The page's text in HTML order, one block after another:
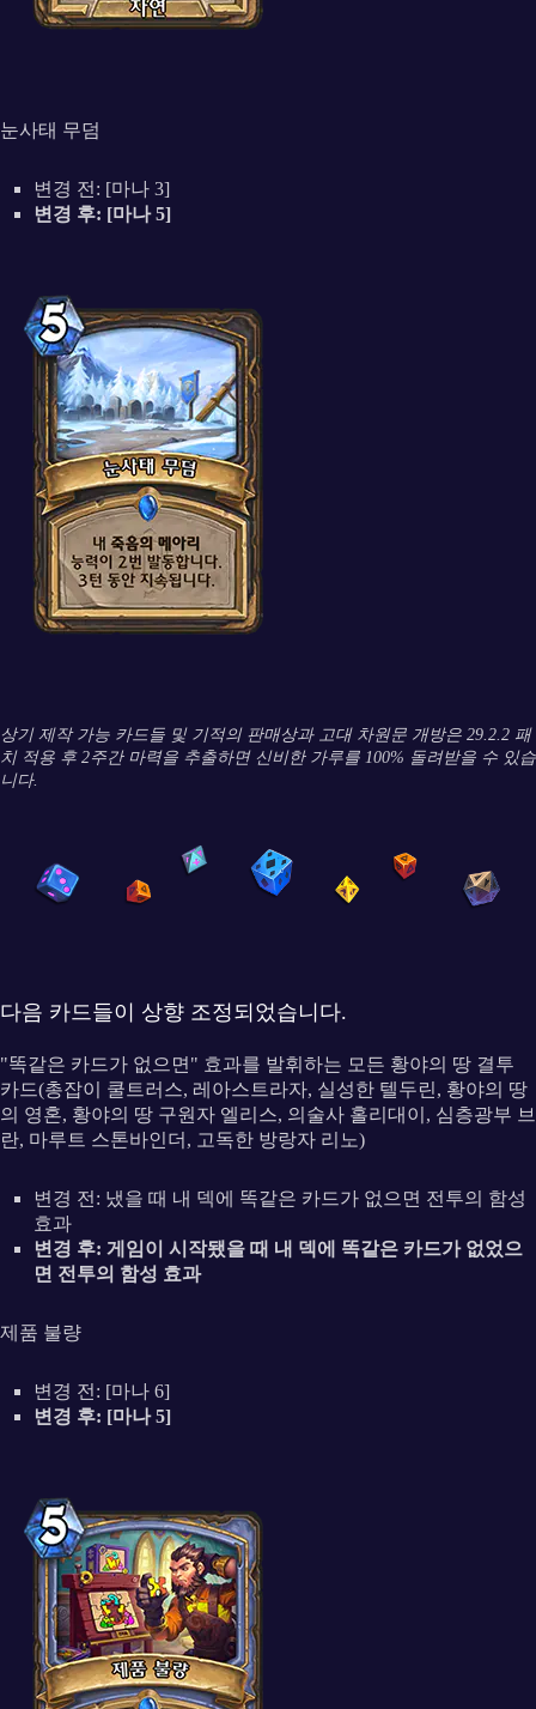
눈사태 무덤
변경 전: [마나 3]
변경 후: [마나 5]
상기 제작 가능 카드들 및 기적의 판매상과 고대 차원문 개방은 29.2.2 패
치 적용 후 2주간 마력을 추출하면 신비한 가루를 100% 돌려받을 수 있습
니다.
다음 카드들이 상향 조정되었습니다.
"똑같은 카드가 없으면" 효과를 발휘하는 모든 황야의 땅 결투
카드(총잡이 쿨트러스, 레아스트라자, 실성한 텔두린, 황야의 땅
의 영혼, 황야의 땅 구원자 엘리스, 의술사 홀리대이, 심층광부 브
란, 마루트 스톤바인더, 고독한 방랑자 리노)
변경 전: 냈을 때 내 덱에 똑같은 카드가 없으면 전투의 함성
효과
변경 후: 게임이 시작됐을 때 내 덱에 똑같은 카드가 없었으
면 전투의 함성 효과
제품 불량
변경 전: [마나 6]
변경 후: [마나 5]